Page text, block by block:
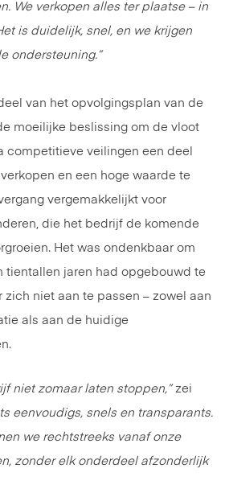
We verkopen alles ter plaatse – in
is duidelijk, snel, en we krijgen
ondersteuning.”
van het opvolgingsplan van de
moeilijke beslissing om de vloot
competitieve veilingen een deel
en een hoge waarde te
vergemakkelijkt voor
die het bedrijf de komende
Het was ondenkbaar om
tientallen jaren had opgebouwd te
zich niet aan te passen – zowel aan
als aan de huidige
niet zomaar laten stoppen,” zei
eenvoudigs, snels en transparants.
we rechtstreeks vanaf onze
zonder elk onderdeel afzonderlijk